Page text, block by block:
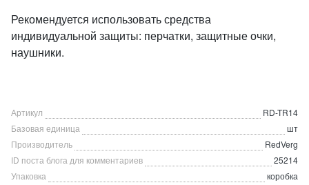
Рекомендуется использовать средства
индивидуальной защиты: перчатки, защитные очки,
наушники.
Артикул
RD-TR14
Базовая единица
шт
Производитель
RedVerg
ID поста блога для комментариев
25214
Упаковка
коробка